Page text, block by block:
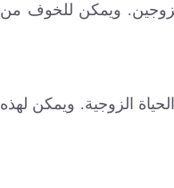
ويمكن للخوف من
الزوجية. ويمكن لهذه